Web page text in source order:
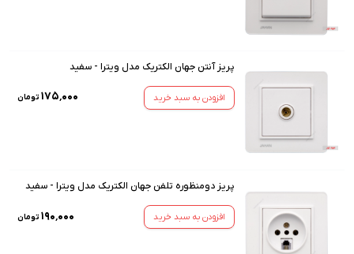
پریز آنتن جهان الکتریک مدل ویترا - سفید
افزودن به سبد خرید ۱۷۵٬۰۰۰ تومان
پریز دومنظوره تلفن جهان الکتریک مدل ویترا - سفید
افزودن به سبد خرید ۱۹۰٬۰۰۰ تومان